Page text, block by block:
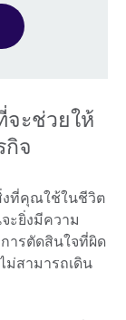
จะช่วยให้
กิจ
งที่คุณใช้ในชีวิต
ะยิ่งมีความ
ารตัดสินใจที่ผิด
ม่สามารถเดิน